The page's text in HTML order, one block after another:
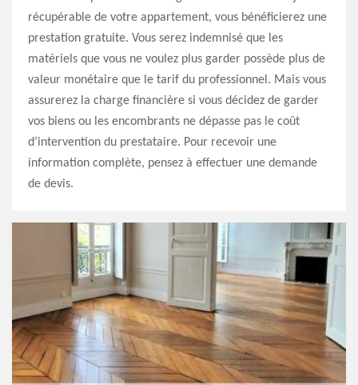
récupérable de votre appartement, vous bénéficierez une
prestation gratuite. Vous serez indemnisé que les
matériels que vous ne voulez plus garder possède plus de
valeur monétaire que le tarif du professionnel. Mais vous
assurerez la charge financière si vous décidez de garder
vos biens ou les encombrants ne dépasse pas le coût
d’intervention du prestataire. Pour recevoir une
information complète, pensez à effectuer une demande
de devis.